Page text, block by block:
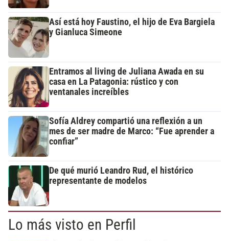
Así está hoy Faustino, el hijo de Eva Bargiela
y Gianluca Simeone
Entramos al living de Juliana Awada en su
casa en La Patagonia: rústico y con
ventanales increíbles
Sofía Aldrey compartió una reflexión a un
mes de ser madre de Marco: “Fue aprender a
confiar”
De qué murió Leandro Rud, el histórico
representante de modelos
Lo más visto en Perfil